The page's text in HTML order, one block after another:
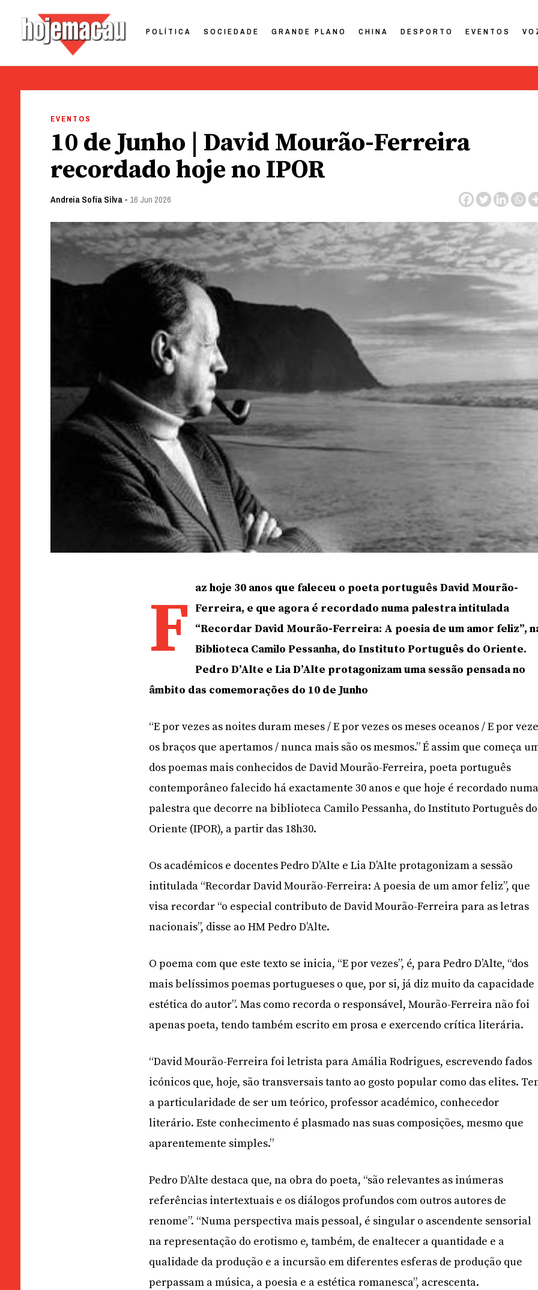
POLÍTICA SOCIEDADE GRANDE PLANO CHINA DESPORTO EVENTOS
EVENTOS
10 de Junho | David Mourão-Ferreira
recordado hoje no IPOR
Andreia Sofia Silva- 16 Jun 2026
F
az hoje 30 anos que faleceu o poeta português David Mourão-
Ferreira, e que agora é recordado numa palestra intitulada
“Recordar David Mourão-Ferreira: A poesia de um amor feliz”,
Biblioteca Camilo Pessanha, do Instituto Português do Oriente.
Pedro D’Alte e Lia D’Alte protagonizam uma sessão pensada no
âmbito das comemorações do 10 de Junho
“E por vezes as noites duram meses / E por vezes os meses oceanos / E por
os braços que apertamos / nunca mais são os mesmos.” É assim que começa
dos poemas mais conhecidos de David Mourão-Ferreira, poeta português
contemporâneo falecido há exactamente 30 anos e que hoje é recordado
palestra que decorre na biblioteca Camilo Pessanha, do Instituto Português do
Oriente (IPOR), a partir das 18h30.
Os académicos e docentes Pedro D’Alte e Lia D’Alte protagonizam a sessão
intitulada “Recordar David Mourão-Ferreira: A poesia de um amor feliz”, que
visa recordar “o especial contributo de David Mourão-Ferreira para as letras
nacionais”, disse ao HM Pedro D’Alte.
O poema com que este texto se inicia, “E por vezes”, é, para Pedro D’Alte, “dos
mais belíssimos poemas portugueses o que, por si, já diz muito da capacidade
estética do autor”. Mas como recorda o responsável, Mourão-Ferreira não foi
apenas poeta, tendo também escrito em prosa e exercendo crítica literária.
“David Mourão-Ferreira foi letrista para Amália Rodrigues, escrevendo fados
icónicos que, hoje, são transversais tanto ao gosto popular como das elites.
a particularidade de ser um teórico, professor académico, conhecedor
literário. Este conhecimento é plasmado nas suas composições, mesmo que
aparentemente simples.”
Pedro D’Alte destaca que, na obra do poeta, “são relevantes as inúmeras
referências intertextuais e os diálogos profundos com outros autores de
renome”. “Numa perspectiva mais pessoal, é singular o ascendente sensorial
na representação do erotismo e, também, de enaltecer a quantidade e a
qualidade da produção e a incursão em diferentes esferas de produção que
perpassam a música, a poesia e a estética romanesca”, acrescenta.